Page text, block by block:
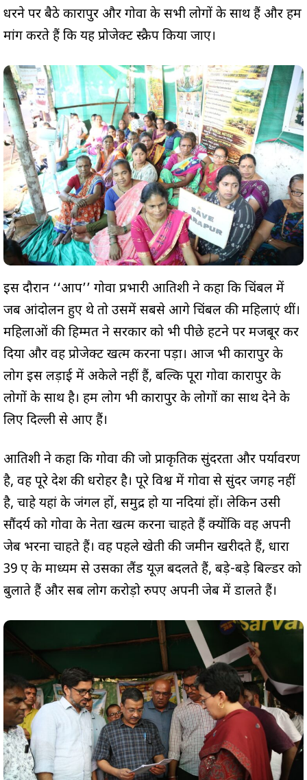
धरने पर बैठे कारापुर और गोवा के सभी लोगों के साथ हैं और हम
मांग करते हैं कि यह प्रोजेक्ट स्क्रैप किया जाए।
इस दौरान ‘‘आप’’ गोवा प्रभारी आतिशी ने कहा कि चिंबल में
जब आंदोलन हुए थे तो उसमें सबसे आगे चिंबल की महिलाएं थीं।
महिलाओं की हिम्मत ने सरकार को भी पीछे हटने पर मजबूर कर
दिया और वह प्रोजेक्ट खत्म करना पड़ा। आज भी कारापुर के
लोग इस लड़ाई में अकेले नहीं हैं, बल्कि पूरा गोवा कारापुर के
लोगों के साथ है। हम लोग भी कारापुर के लोगों का साथ देने के
लिए दिल्ली से आए हैं।
आतिशी ने कहा कि गोवा की जो प्राकृतिक सुंदरता और पर्यावरण
है, वह पूरे देश की धरोहर है। पूरे विश्व में गोवा से सुंदर जगह नहीं
है, चाहे यहां के जंगल हों, समुद्र हो या नदियां हों। लेकिन उसी
सौंदर्य को गोवा के नेता खत्म करना चाहते हैं क्योंकि वह अपनी
जेब भरना चाहते हैं। वह पहले खेती की जमीन खरीदते हैं, धारा
39 ए के माध्यम से उसका लैंड यूज़ बदलते हैं, बड़े-बड़े बिल्डर को
बुलाते हैं और सब लोग करोड़ो रुपए अपनी जेब में डालते हैं।